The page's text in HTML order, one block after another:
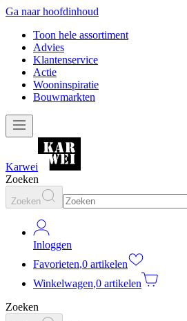
Ga naar hoofdinhoud
Toon hele assortiment
Advies
Klantenservice
Actie
Wooninspiratie
Bouwmarkten
Karwei
Zoeken
Zoeken
Inloggen
Favorieten,0 artikelen
Winkelwagen,0 artikelen
Zoeken